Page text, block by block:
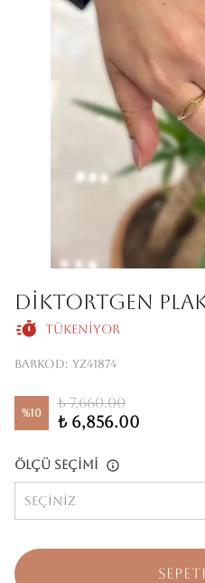
DİKTORTGEN
Tükeniyor
Barkod: YZ41874
%10
₺ 7,660.00
₺ 6,856.00
Ölçü Seçimi
Seçiniz